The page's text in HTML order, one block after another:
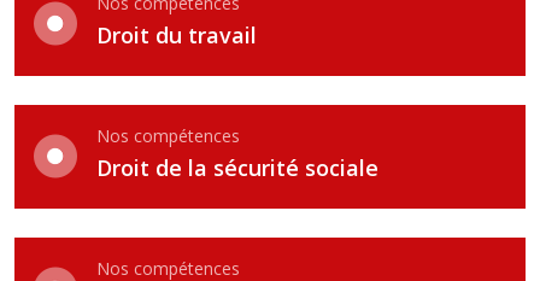
Droit du travail
Nos compétences
Droit de la sécurité sociale
Nos compétences